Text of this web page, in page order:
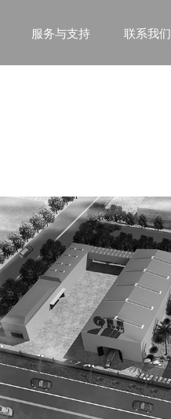
服务与支持 联系我们
系列
专家